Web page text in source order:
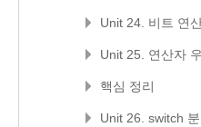
Unit 24. 비트 연
Unit 25. 연산자
핵심 정리
Unit 26. switch